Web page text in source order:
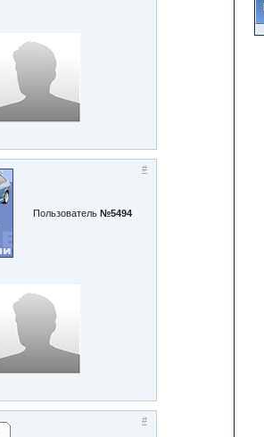
#
Пользователь №5494
#